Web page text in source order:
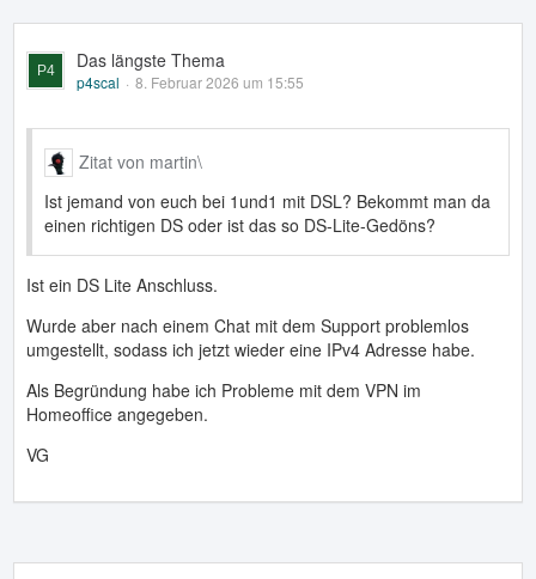
Das längste Thema
p4scal 8. Februar 2026 um 15:55
Zitat von martin\
Ist jemand von euch bei 1und1 mit DSL? Bekommt man da
einen richtigen DS oder ist das so DS-Lite-Gedöns?
Ist ein DS Lite Anschluss.
Wurde aber nach einem Chat mit dem Support problemlos
umgestellt, sodass ich jetzt wieder eine IPv4 Adresse habe.
Als Begründung habe ich Probleme mit dem VPN im
Homeoffice angegeben.
VG